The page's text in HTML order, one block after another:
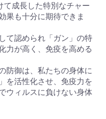
成長した特別なチャー
果も十分に期待できま
て認められ「ガン」の特
力が高く、免疫を高める
防御は、私たちの身体に
を活性化させ、免疫力を
ウィルスに負けない身体